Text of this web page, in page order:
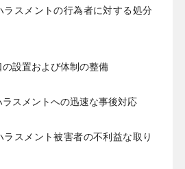
スメントの行為者に対する処分
設置および体制の整備
スメントへの迅速な事後対応
スメント被害者の不利益な取り